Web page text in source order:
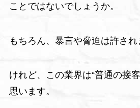
ことではないでしょうか。
もちろん、暴言や脅迫は許され
けれど、この業界は“普通の接
思います。